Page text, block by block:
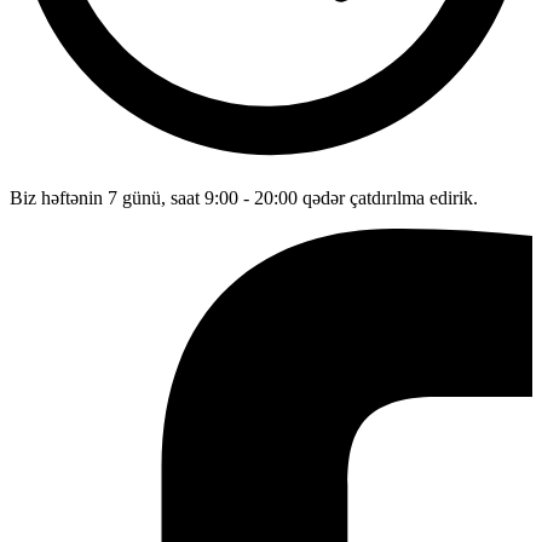
Biz həftənin 7 günü, saat 9:00 - 20:00 qədər çatdırılma edirik.